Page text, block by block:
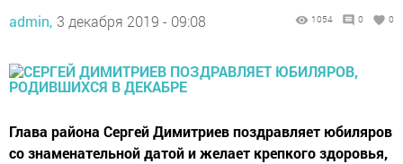
admin, 3 декабря 2019 - 09:08 1054 0 0
Глава района Сергей Димитриев поздравляет юбиляров
со знаменательной датой и желает крепкого здоровья,